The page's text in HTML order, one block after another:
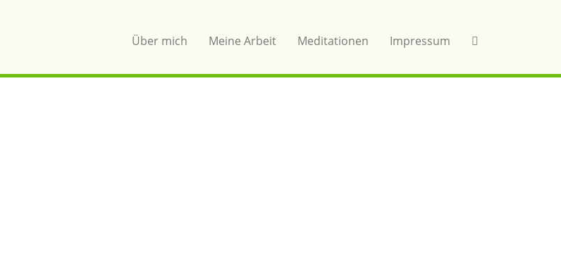
Über mich Meine Arbeit Meditationen Impressum